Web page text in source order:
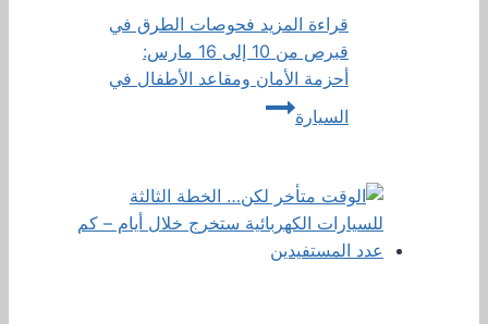
قراءة المزيد فحوصات الطرق في
قبرص من 10 إلى 16 مارس:
أحزمة الأمان ومقاعد الأطفال في
السيارة